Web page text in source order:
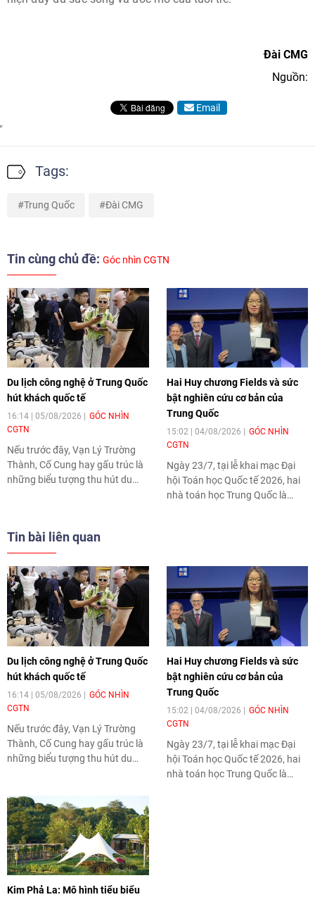
Đài CMG
Nguồn:
Email
Tags:
Trung Quốc Đài CMG
Tin cùng chủ đề: Góc nhìn CGTN
Du lịch công nghệ ở Trung Quốc
hút khách quốc tế
16:14 | 05/08/2026
GÓC NHÌN
CGTN
Nếu trước đây, Vạn Lý Trường
Thành, Cố Cung hay gấu trúc là
những biểu tượng thu hút du
nghiệm công nghệ của Trung
Quốc đang trở thành "điểm hẹn"
mới.
Hai Huy chương Fields và sức
bật nghiên cứu cơ bản của
Trung Quốc
15:02 | 04/08/2026
GÓC NHÌN
CGTN
Ngày 23/7, tại lễ khai mạc Đại
hội Toán học Quốc tế 2026, hai
nhà toán học Trung Quốc là
Tin bài liên quan
Du lịch công nghệ ở Trung Quốc
hút khách quốc tế
16:14 | 05/08/2026
GÓC NHÌN
CGTN
Nếu trước đây, Vạn Lý Trường
Thành, Cố Cung hay gấu trúc là
những biểu tượng thu hút du
phóng tên lửa và các trải
nghiệm công nghệ của Trung
Quốc đang trở thành "điểm hẹn"
mới.
Hai Huy chương Fields và sức
bật nghiên cứu cơ bản của
Trung Quốc
15:02 | 04/08/2026
GÓC NHÌN
CGTN
Ngày 23/7, tại lễ khai mạc Đại
hội Toán học Quốc tế 2026, hai
nhà toán học Trung Quốc là
Kim Phả La: Mô hình tiểu biểu